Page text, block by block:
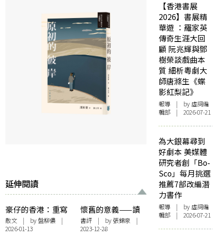
延伸閱讀
豪仔的香港：重寫
的城市記憶
散文 | by 盤柳儂 |
2026-01-13
懷舊的意義——讀
潘國靈《原初的彼
岸》
書評| by張錦泉 |
2023-12-28
【香港書展
2026】書展精
華遊 ：羅家英
傳奇生涯大回
顧 阮兆輝與鄧
樹榮談戲曲本
質 細析粵劇大
師唐滌生《蝶
影紅梨記》
報導 | by 虛詞編
輯部 | 2026-07-21
為大銀幕尋到
好劇本 美媒體
研究者創「Bo-
Sco」每月挑選
推薦7部改編潛
力書作
報導 | by 虛詞編
輯部 | 2026-07-21